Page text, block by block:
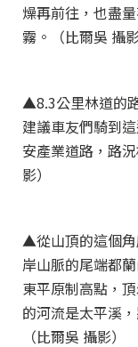
燥再前往，也盡
霧。（比爾吳 攝影
▲8.3公里林道的
建議車友們騎到
安產業道路，路
影）
▲從山頂的這個
岸山脈的尾端都
東平原制高點，
的河流是太平溪
（比爾吳 攝影）